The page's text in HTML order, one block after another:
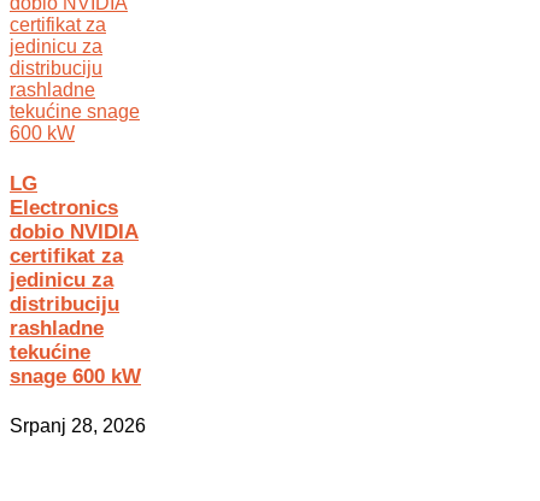
LG
Electronics
dobio NVIDIA
certifikat za
jedinicu za
distribuciju
rashladne
tekućine
snage 600 kW
Srpanj 28, 2026